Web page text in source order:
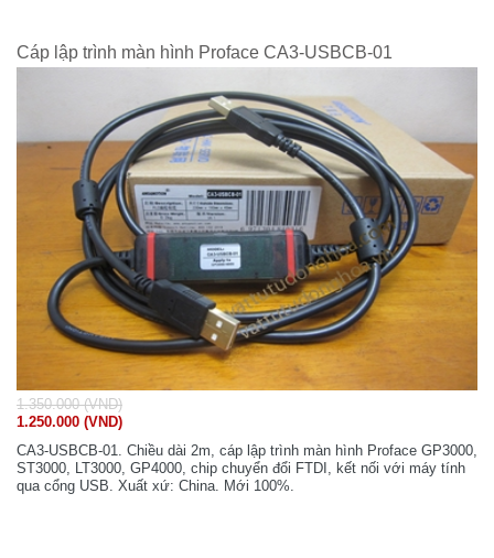
Cáp lập trình màn hình Proface CA3-USBCB-01
1.350.000 (VND)
1.250.000 (VND)
CA3-USBCB-01. Chiều dài 2m, cáp lập trình màn hình Proface GP3000,
ST3000, LT3000, GP4000, chip chuyển đổi FTDI, kết nối với máy tính
qua cổng USB. Xuất xứ: China. Mới 100%.